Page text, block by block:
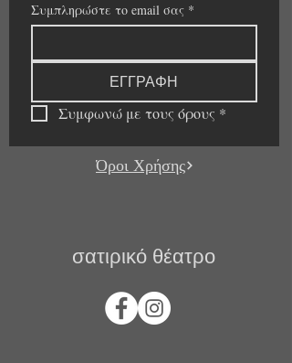
Συμπληρώστε το email σας *
ΕΓΓΡΑΦΗ
Συμφωνώ με τους όρους *
Όροι Χρήσης
σατιρικό θέατρο